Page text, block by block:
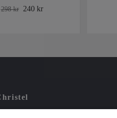
298 kr 240 kr